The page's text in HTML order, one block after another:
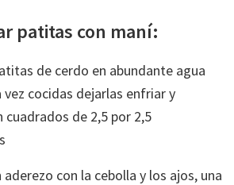
patitas con maní:
de cerdo en abundante agua
vez cocidas dejarlas enfriar y
cuadrados de 2,5 por 2,5
aderezo con la cebolla y los ajos, una